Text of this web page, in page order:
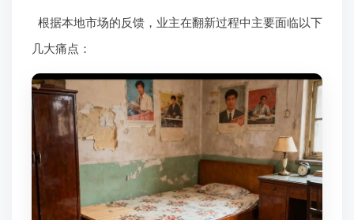
根据本地市场的反馈，业主在翻新过程中主要面临以下
几大痛点：